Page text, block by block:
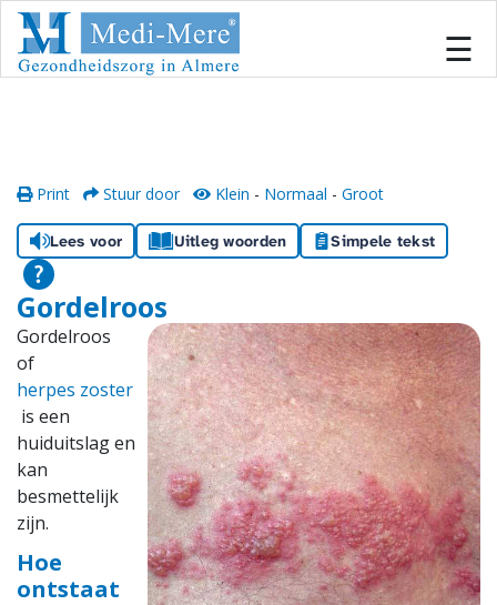
×
Informatiecentrum
Team
Samenwerken
Nieuws
Contact
☰
Print Stuur door Klein - Normaal - Groot
Lees voor Uitleg woorden Simpele tekst
Gordelroos
Gordelroos
of
herpes zoster
is een
huiduitslag en
kan
besmettelijk
zijn.
Hoe
ontstaat